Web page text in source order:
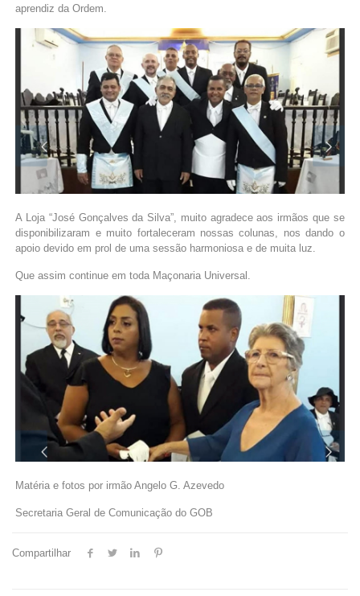
aprendiz da Ordem.
A Loja “José Gonçalves da Silva”, muito agradece aos irmãos que se
disponibilizaram e muito fortaleceram nossas colunas, nos dando o
apoio devido em prol de uma sessão harmoniosa e de muita luz.
Que assim continue em toda Maçonaria Universal.
Matéria e fotos por irmão Angelo G. Azevedo
Secretaria Geral de Comunicação do GOB
Compartilhar